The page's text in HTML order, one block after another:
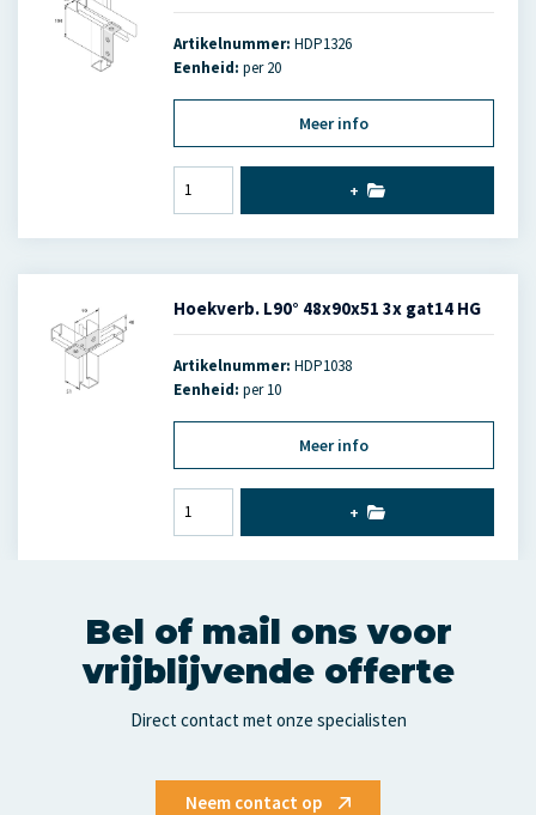
Artikelnummer: HDP1326
Eenheid: per 20
Meer info
+
Hoekverb. L90° 48x90x51 3x gat14 HG
Artikelnummer: HDP1038
Eenheid: per 10
Meer info
+
Bel of mail ons voor
vrijblijvende offerte
Direct contact met onze specialisten
Neem contact op